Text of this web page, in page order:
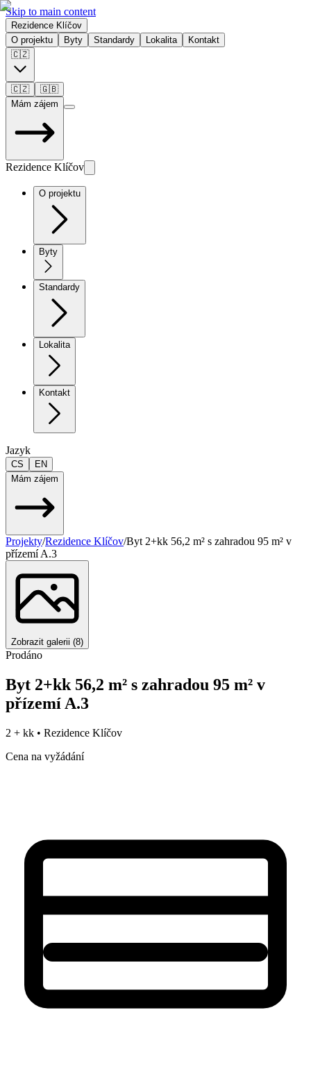
Skip to main content
Rezidence Klíčov
O projektu
Byty Standardy Lokalita
Kontakt
🇨🇿
🇨🇿
🇬🇧
Mám zájem
Rezidence Klíčov
O projektu
Byty
Standardy
Lokalita
Kontakt
Jazyk
CS
EN
Mám zájem
Projekty/Rezidence Klíčov/Byt 2+kk 56,2 m² s zahradou 95 m² v
přízemí A.3
Zobrazit galerii (8)
Prodáno
Byt 2+kk 56,2 m² s zahradou 95 m² v
přízemí A.3
2 + kk • Rezidence Klíčov
Cena na vyžádání